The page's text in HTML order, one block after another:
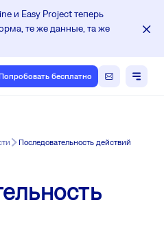
и Easy Project теперь
те же данные, та же
бесплатно
Последовательность действий